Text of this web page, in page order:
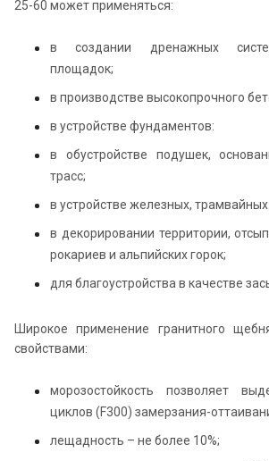
25-60 может применяться:
в создании дренажных
площадок;
в производстве высокопрочного
в устройстве фундаментов:
в обустройстве подушек,
трасс;
в устройстве железных, трамвайных
в декорировании территории,
рокариев и альпийских горок;
для благоустройства в качестве
Широкое применение гранитного
свойствами:
морозостойкость позволяет
циклов (F300) замерзания-
лещадность – не более 10%;